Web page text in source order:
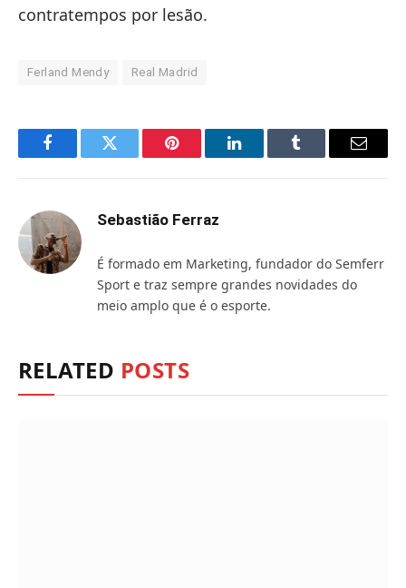
contratempos por lesão.
Ferland Mendy Real Madrid
FacebookTwitter Pinterest LinkedInTumblr Email
Sebastião Ferraz
É formado em Marketing, fundador do Semferr
Sport e traz sempre grandes novidades do
meio amplo que é o esporte.
RELATED POSTS